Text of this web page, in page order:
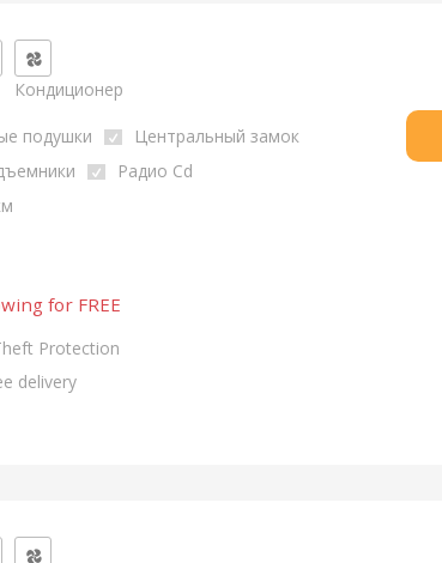
Кондиционер
подушки
Центральный замок
Радио Cd
for FREE
Protection
delivery